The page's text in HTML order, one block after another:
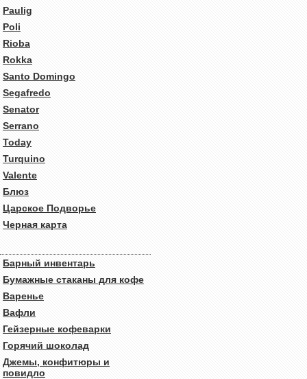
Paulig
Poli
Rioba
Rokka
Santo Domingo
Segafredo
Senator
Serrano
Today
Turquino
Valente
Блюз
Царское Подворье
Черная карта
Барный инвентарь
Бумажные стаканы для кофе
Варенье
Вафли
Гейзерные кофеварки
Горячий шоколад
Джемы, конфитюры и
повидло